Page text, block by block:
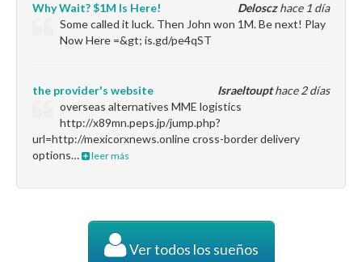
Delosczhace 1 día
Why Wait? $1M Is Here!
Some called it luck. Then John won 1M. Be next! Play
Now Here =&gt; is.gd/pe4qST
Israeltoupthace 2 días
the provider's website
overseas alternatives MME logistics
http://x89mn.peps.jp/jump.php?
url=http://mexicorxnews.online cross-border delivery
options…
leer más
Ver todos los sueños